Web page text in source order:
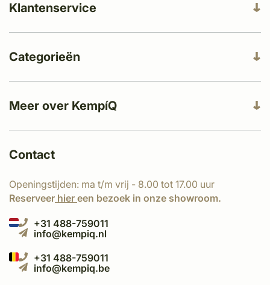
Meer over KempíQ
Klantenservice
Categorieën
Contact
Openingstijden: ma t/m vrij - 8.00 tot 17.00 uur
Reserveer hier een bezoek in onze showroom.
+31 488-759011
info@kempiq.nl
+31 488-759011
info@kempiq.be